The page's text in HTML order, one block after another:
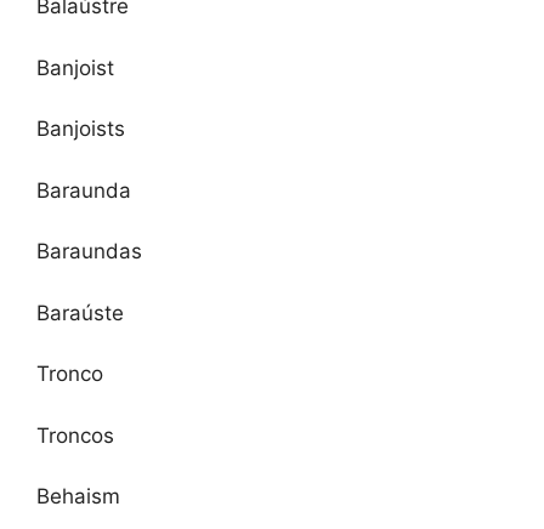
Balaústre
Banjoist
Banjoists
Baraunda
Baraundas
Baraúste
Tronco
Troncos
Behaism